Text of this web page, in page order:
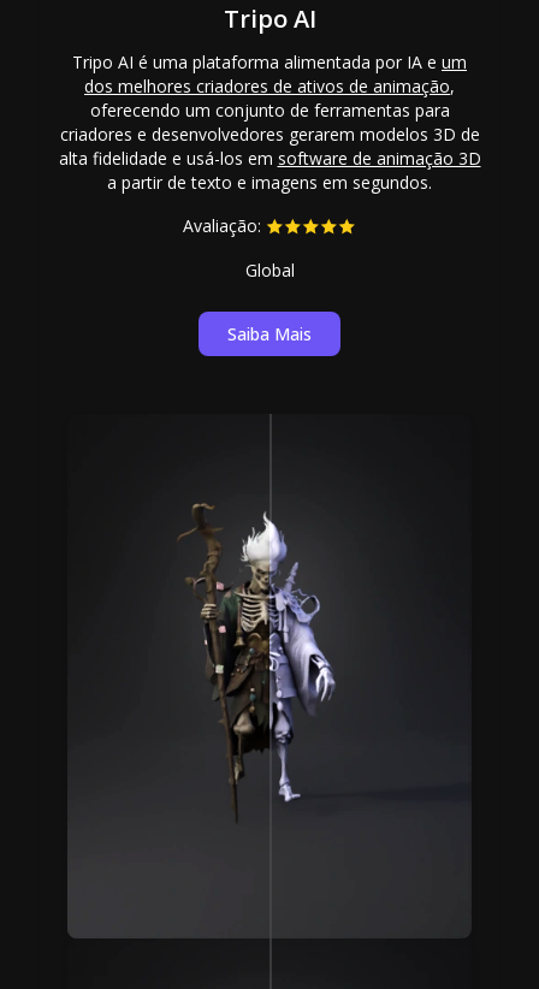
Tripo AI
Tripo AI é uma plataforma alimentada por IA e um
dos melhores criadores de ativos de animação,
oferecendo um conjunto de ferramentas para
criadores e desenvolvedores gerarem modelos 3D de
alta fidelidade e usá-los em software de animação 3D
a partir de texto e imagens em segundos.
Avaliação:
Global
Saiba Mais